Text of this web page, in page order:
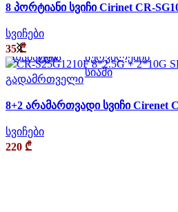
8 პორტიანი სვიჩი Cirinet CR-
სვიჩები
35₾
კალათაში
დამატება
Quick
view
სურვილების
სიაში
8+2 არამართვადი სვიჩი Cirenet
სვიჩები
220 ₾